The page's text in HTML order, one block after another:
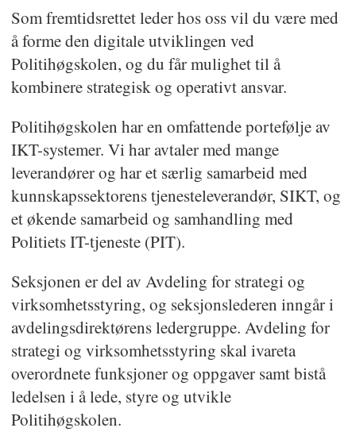
Som fremtidsrettet leder hos oss vil du være med
å forme den digitale utviklingen ved
Politihøgskolen, og du får mulighet til å
kombinere strategisk og operativt ansvar.
Politihøgskolen har en omfattende portefølje av
IKT-systemer. Vi har avtaler med mange
leverandører og har et særlig samarbeid med
kunnskapssektorens tjenesteleverandør, SIKT, og
et økende samarbeid og samhandling med
Politiets IT-tjeneste (PIT).
Seksjonen er del av Avdeling for strategi og
virksomhetsstyring, og seksjonslederen inngår i
avdelingsdirektørens ledergruppe. Avdeling for
strategi og virksomhetsstyring skal ivareta
overordnete funksjoner og oppgaver samt bistå
ledelsen i å lede, styre og utvikle
Politihøgskolen.